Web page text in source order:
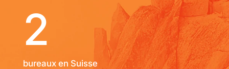
2
bureaux en Suisse